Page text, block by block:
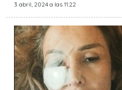
3 abril, 2024 a las 11:22